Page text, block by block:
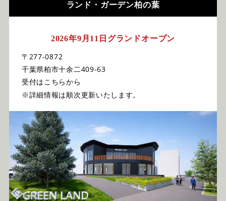
ランド・ガーデン柏の葉
2026年9月11日グランドオープン
〒277-0872
千葉県柏市十余二409-63
受付はこちらから
※詳細情報は順次更新いたします。